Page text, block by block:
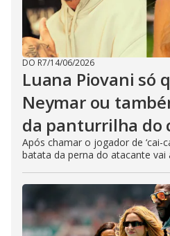
DO R7/14/06/2026
Luana Piovani só
Neymar ou
da panturrilha do
Após chamar o jogador de ‘cai-
batata da perna do atacante